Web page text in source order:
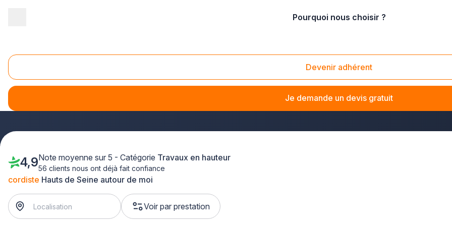
Pourquoi nous choisir ?
Devenir adhérent
Je demande un devis gratuit
Cordiste Hauts de Seine (92)
Vous avez besoin de réaliser destravaux en hauteurdans les Hauts-de-Seine ? La solution Plus que pro vous met en
projets nécessitant une intervention en hauteur. Que ce soit pour un chantier de rénovation, un diagnostic de façade ou
spécialisés dans les travaux sur cordes intervient rapidement dans tout le département 92.
cordiste Hauts de Seine autour de moi
Voir par prestation
4,9Note moyenne sur 5 - Catégorie Travaux en hauteur
56 clients nous ont déjà fait confiance